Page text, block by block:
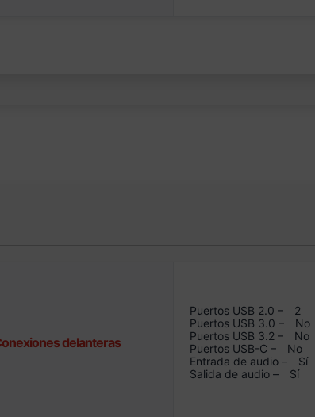
delanteras
Puertos USB 2.0 –
2
Puertos USB 3.0 –
No
Puertos USB 3.2 –
No
Puertos USB-C –
No
Entrada de audio –
Sí
Salida de audio –
Sí